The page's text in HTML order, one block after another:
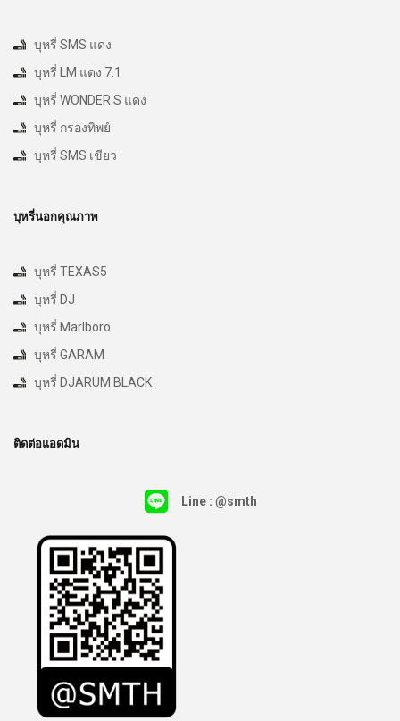
บุหรี่ SMS แดง
บุหรี่ LM แดง 7.1
บุหรี่ WONDER S แดง
บุหรี่ กรองทิพย์
บุหรี่ SMS เขียว
บุหรี่นอกคุณภาพ
บุหรี่ TEXAS5
บุหรี่ DJ
บุหรี่ Marlboro
บุหรี่ GARAM
บุหรี่ DJARUM BLACK
ติดต่อแอดมิน
Line : @smth